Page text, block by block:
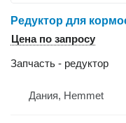
Редуктор для
Цена по запросу
Запчасть - редуктор
Дания, Hemmet